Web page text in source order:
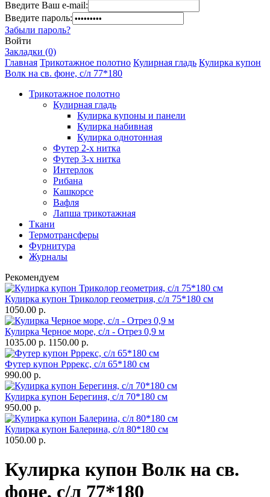
Введите Ваш e-mail:
Введите пароль:
Забыли пароль?
Войти
Закладки (0)
Главная Трикотажное полотно Кулирная гладь Кулирка купон
Волк на св. фоне, с/л 77*180
Трикотажное полотно
Кулирная гладь
Кулирка купоны и панели
Кулирка набивная
Кулирка однотонная
Футер 2-х нитка
Футер 3-х нитка
Интерлок
Рибана
Кашкорсе
Вафля
Лапша трикотажная
Ткани
Термотрансферы
Фурнитура
Журналы
Рекомендуем
Кулирка купон Триколор геометрия, с/л 75*180 см
1050.00 р.
Кулирка Черное море, с/л - Отрез 0,9 м
1035.00 р. 1150.00 р.
Футер купон Рррекс, с/л 65*180 см
990.00 р.
Кулирка купон Берегиня, с/л 70*180 см
950.00 р.
Кулирка купон Балерина, с/л 80*180 см
1050.00 р.
Кулирка купон Волк на св.
фоне, с/л 77*180